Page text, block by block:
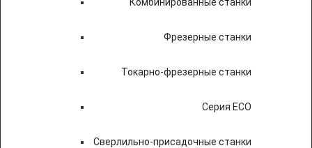
Фрезерные станки
Токарно-фрезерные станки
Серия ECO
Сверлильно-присадочные станки